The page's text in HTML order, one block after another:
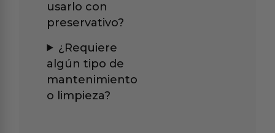
usarlo con
preservativo?
¿Requiere
algún tipo de
mantenimiento
o limpieza?